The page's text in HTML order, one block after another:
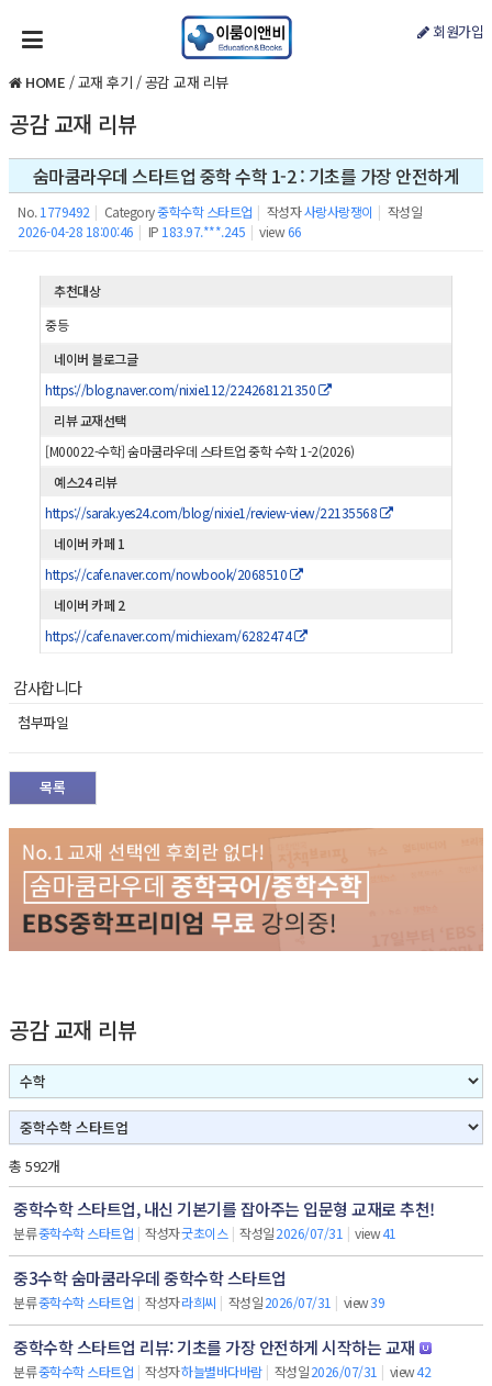
회원가입
HOME /교재 후기 /공감 교재 리뷰
공감 교재 리뷰
숨마쿰라우데 스타트업 중학 수학 1-2 : 기초를 가장 안전하게
No. 1779492 | Category중학수학 스타트업 | 작성자사랑사랑쟁이 | 작성일
2026-04-28 18:00:46 | IP 183.97.***.245 | view66
추천대상
중등
네이버 블로그글
https://blog.naver.com/nixie112/224268121350
리뷰 교재선택
[M00022-수학] 숨마쿰라우데 스타트업 중학 수학 1-2(2026)
예스24 리뷰
https://sarak.yes24.com/blog/nixie1/review-view/22135568
네이버 카페 1
https://cafe.naver.com/nowbook/2068510
네이버 카페 2
https://cafe.naver.com/michiexam/6282474
감사합니다
첨부파일
목록
공감 교재 리뷰
총 592개
중학수학 스타트업, 내신 기본기를 잡아주는 입문형 교재로 추천!
분류중학수학 스타트업 | 작성자굿초이스 | 작성일2026/07/31 | view41
중3수학 숨마쿰라우데 중학수학 스타트업
분류중학수학 스타트업 | 작성자라희씨 | 작성일2026/07/31 | view39
중학수학 스타트업 리뷰: 기초를 가장 안전하게 시작하는 교재
분류중학수학 스타트업 | 작성자하늘별바다바람 | 작성일2026/07/31 | view42